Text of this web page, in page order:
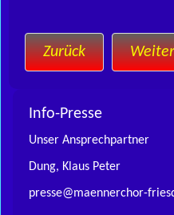
Zurück Weiter
Info-Presse
Unser Ansprechpartner
Dung, Klaus Peter
presse@maennerchor-